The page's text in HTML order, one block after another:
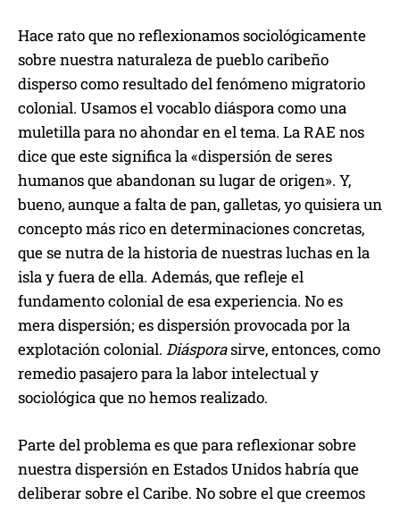
Hace rato que no reflexionamos sociológicamente
sobre nuestra naturaleza de pueblo caribeño
disperso como resultado del fenómeno migratorio
colonial. Usamos el vocablo diáspora como una
muletilla para no ahondar en el tema. La RAE nos
dice que este significa la «dispersión de seres
humanos que abandonan su lugar de origen». Y,
bueno, aunque a falta de pan, galletas,yo quisiera un
concepto más rico en determinaciones concretas,
que se nutra de la historia de nuestras luchas en la
isla y fuera de ella. Además, que refleje el
fundamento colonial de esa experiencia. No es
mera dispersión; es dispersión provocada por la
explotación colonial. Diásporasirve, entonces, como
remedio pasajero para la labor intelectual y
sociológica que no hemos realizado.
Parte del problema es que para reflexionar sobre
nuestra dispersión en Estados Unidos habría que
deliberar sobre el Caribe. No sobre el que creemos